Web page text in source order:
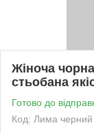
Жіноча
стьобана
Готово до
Код: Лима черний